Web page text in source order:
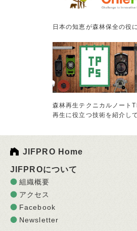
日本の知恵が森林保全の役
森林再生テクニカルノート
再生に役立つ技術を紹介し
JIFPRO Home
JIFPROについて
組織概要
アクセス
Facebook
Newsletter